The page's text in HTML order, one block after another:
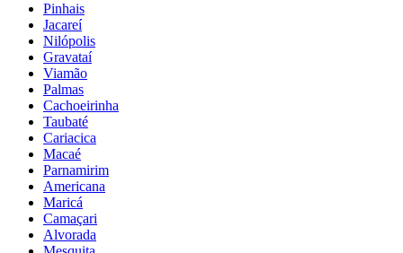
Pinhais
Jacareí
Nilópolis
Gravataí
Viamão
Palmas
Cachoeirinha
Taubaté
Cariacica
Macaé
Parnamirim
Americana
Maricá
Camaçari
Alvorada